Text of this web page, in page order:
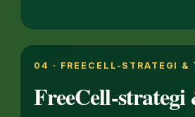
04 · FREECELL-STRATEGI &
FreeCell-